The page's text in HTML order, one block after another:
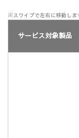
※スワイプで左右に移動しま
サービス対象製品